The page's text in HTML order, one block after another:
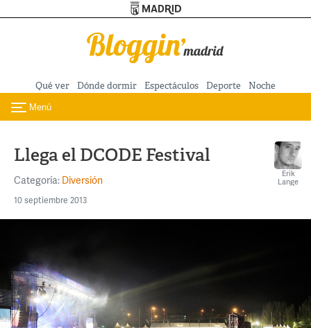
Pasar al contenido principal
Qué ver Dónde dormir Espectáculos Deporte Noche
Toggle navigation
Menú
Llega el DCODE Festival
Categoría: Diversión
10 septiembre 2013
Erik
Lange